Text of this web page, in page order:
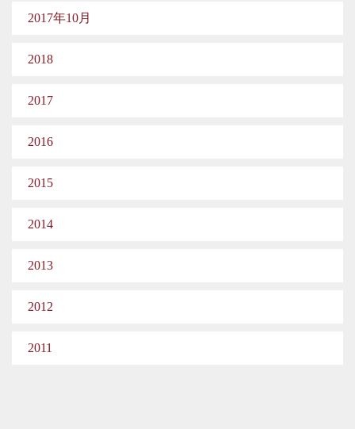
2017年10月
2018
2017
2016
2015
2014
2013
2012
2011